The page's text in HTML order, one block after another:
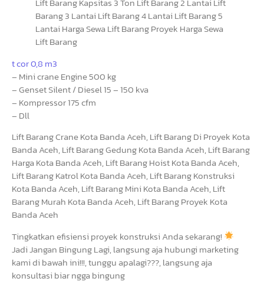
t cor 0,8 m3
– Mini crane Engine 500 kg
– Genset Silent / Diesel 15 – 150 kva
– Kompressor 175 cfm
– Dll
Lift Barang Crane Kota Banda Aceh, Lift Barang Di Proyek Kota
Banda Aceh, Lift Barang Gedung Kota Banda Aceh, Lift Barang
Harga Kota Banda Aceh, Lift Barang Hoist Kota Banda Aceh,
Lift Barang Katrol Kota Banda Aceh, Lift Barang Konstruksi
Kota Banda Aceh, Lift Barang Mini Kota Banda Aceh, Lift
Barang Murah Kota Banda Aceh, Lift Barang Proyek Kota
Banda Aceh
Tingkatkan efisiensi proyek konstruksi Anda sekarang!
Jadi Jangan Bingung Lagi, langsung aja hubungi marketing
kami di bawah ini!!!, tunggu apalagi???, langsung aja
konsultasi biar ngga bingung